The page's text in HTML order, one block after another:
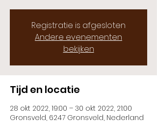
Registratie is afgesloten
Andere evenementen
bekijken
Tijd en locatie
28 okt 2022, 19:00 – 30 okt 2022, 21:00
Gronsveld, 6247 Gronsveld, Nederland